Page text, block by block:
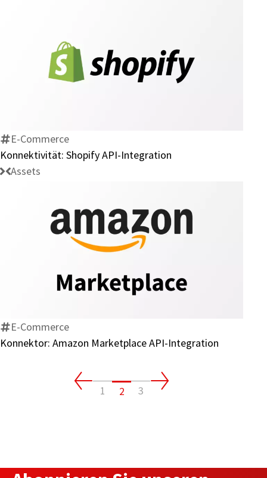
Konnektivität:
Shopify
E-Commerce
Konnektivität: Shopify API-Integration
Assets
Amazon
Marketplace
E-Commerce
Konnektor: Amazon Marketplace API-Integration
1 2 3